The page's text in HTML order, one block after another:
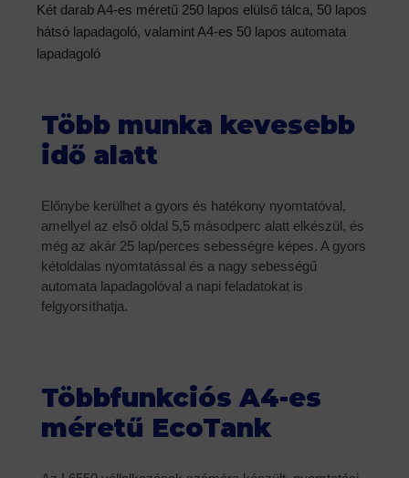
Két darab A4-es méretű 250 lapos elülső tálca, 50 lapos
hátsó lapadagoló, valamint A4-es 50 lapos automata
lapadagoló
Több munka kevesebb
idő alatt
Előnybe kerülhet a gyors és hatékony nyomtatóval,
amellyel az első oldal 5,5 másodperc alatt elkészül, és
még az akár 25 lap/perces sebességre képes. A gyors
kétoldalas nyomtatással és a nagy sebességű
automata lapadagolóval a napi feladatokat is
felgyorsíthatja.
Többfunkciós A4-es
méretű EcoTank